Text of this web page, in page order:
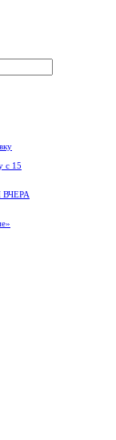
с 15
ВЧЕРА